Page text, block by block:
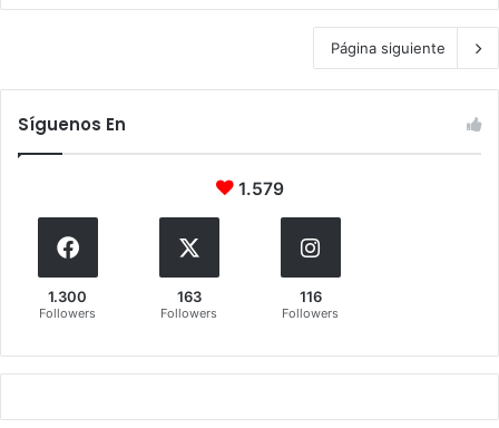
Página siguiente
Síguenos En
1.579
1.300
Followers
163
Followers
116
Followers